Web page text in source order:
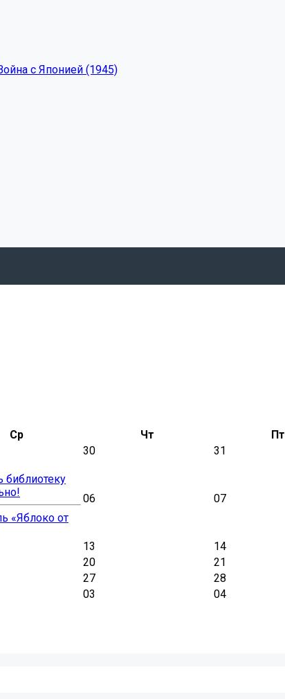
с Японией (1945)
Ср Чт Пт
30 31
библиотеку
«Яблоко от
06 07
13 14
20 21
27 28
03 04